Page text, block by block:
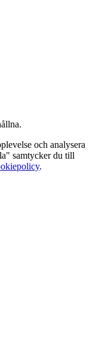
och analysera
samtycker du till
.